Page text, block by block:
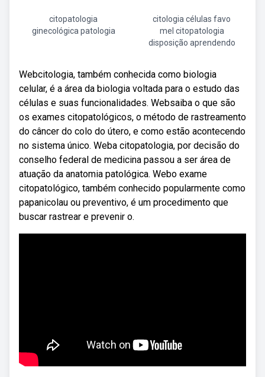
citopatologia
ginecológica patologia
citologia células favo
mel citopatologia
disposição aprendendo
Webcitologia, também conhecida como biologia
celular, é a área da biologia voltada para o estudo das
células e suas funcionalidades. Websaiba o que são
os exames citopatológicos, o método de rastreamento
do câncer do colo do útero, e como estão acontecendo
no sistema único. Weba citopatologia, por decisão do
conselho federal de medicina passou a ser área de
atuação da anatomia patológica. Webo exame
citopatológico, também conhecido popularmente como
papanicolau ou preventivo, é um procedimento que
buscar rastrear e prevenir o.